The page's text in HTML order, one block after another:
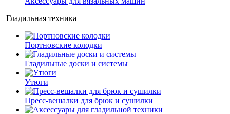
Гладильная техника
Портновские колодки
Гладильные доски и системы
Утюги
Пресс-вешалки для брюк и сушилки